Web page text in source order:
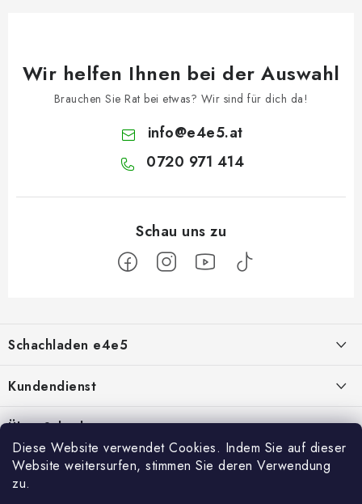
Diese Website verwendet Cookies. Indem Sie auf dieser
Website weitersurfen, stimmen Sie deren Verwendung
zu.
Wir helfen Ihnen bei der Auswahl
Brauchen Sie Rat bei etwas? Wir sind für dich da!
info@e4e5.at
0720 971 414
ß
z
e
i
Schachladen e4e5
Kontakt
Schachshop-Partner
Kundendienst
Geschäftsbedingungen
Hilfe bei Reklamationen
Über Schach
Schachmagazine
Facebook